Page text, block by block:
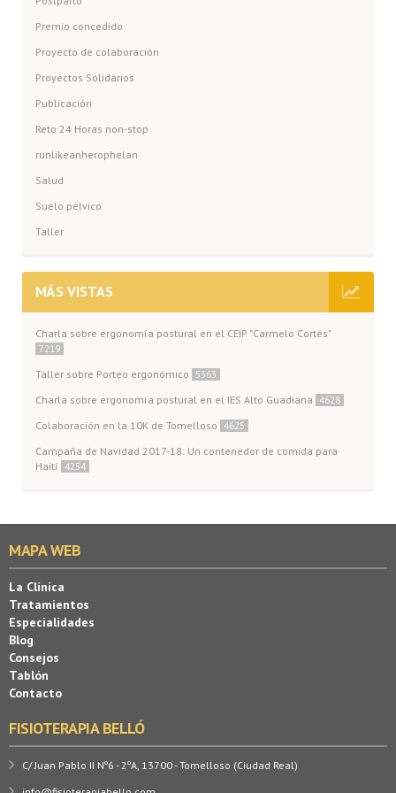
Premio concedido
Proyecto de colaboración
Proyectos Solidarios
Publicación
Reto 24 Horas non-stop
runlikeanherophelan
Salud
Suelo pélvico
Taller
MÁS VISTAS
Charla sobre ergonomía postural en el CEIP "Carmelo Cortés"
7219
Taller sobre Porteo ergonómico 5363
Charla sobre ergonomía postural en el IES Alto Guadiana 4628
Colaboración en la 10K de Tomelloso 4625
Campaña de Navidad 2017-18: Un contenedor de comida para
Haití
4254
MAPA WEB
La Clínica
Tratamientos
Especialidades
Blog
Consejos
Tablón
Contacto
FISIOTERAPIA BELLÓ
C/ Juan Pablo II Nº6 - 2ºA, 13700 - Tomelloso (Ciudad Real)